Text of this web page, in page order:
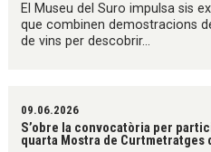
El Museu del Suro impulsa sis
que combinen demostracions
de vins per descobrir...
09.06.2026
S’obre la convocatòria per
quarta Mostra de Curtmetratges